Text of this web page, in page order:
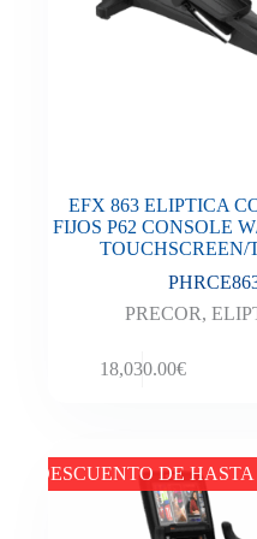
EFX 863 ELIPTICA
FIJOS P62 CONSOLE
TOUCHSCREEN/
PRECOR,
18,030.00€
DESCUENTO DE